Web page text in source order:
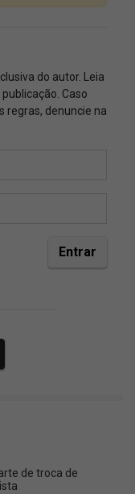
de troca de